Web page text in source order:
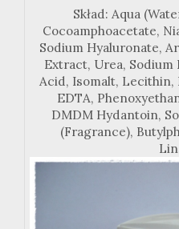
Skład: Aqua
Cocoamphoacetate,
Sodium Hyaluronate,
Extract, Urea,
Acid, Isomalt, Lecithin,
EDTA,
DMDM Hydantoin,
(Fragrance),